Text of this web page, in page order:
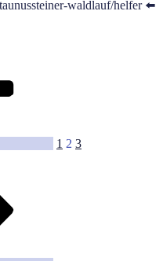
waldlauf/helfer ⬅️
1 2 3